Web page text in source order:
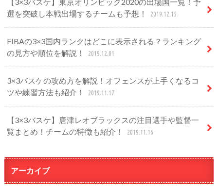
選を突破し本戦出場するチームも予想！
2019.12.15
FIBAの3×3国内ランクはどこに表示される？ランキング
の見方や順位を解説！
2019.12.01
3×3バスケの攻め方を解説！オフェンスが上手くなるコ
ツや練習方法も紹介！
2019.11.17
【3×3バスケ】唐津レオブラックスの注目選手や監督一
覧まとめ！チームの特徴も紹介！
2019.11.16
アーカイブ